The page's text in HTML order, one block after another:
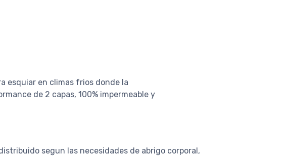
esquiar en climas frios donde la
de 2 capas, 100% impermeable y
segun las necesidades de abrigo corporal,